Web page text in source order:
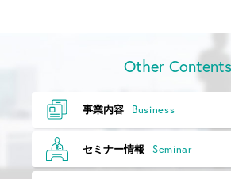
Other Contents
事業内容 Business
セミナー情報 Seminar